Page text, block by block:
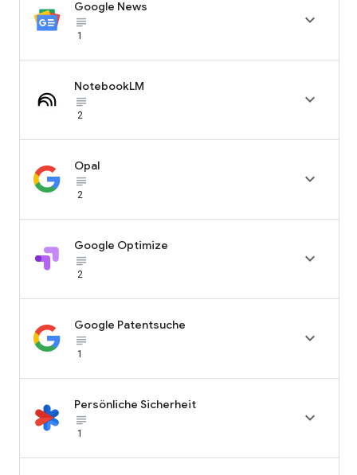
Google News
subject_black
1

NotebookLM
subject_black
2

Opal
subject_black
2

Google Optimize
subject_black
2

Google Patentsuche
subject_black
1

Persönliche Sicherheit
subject_black
1
